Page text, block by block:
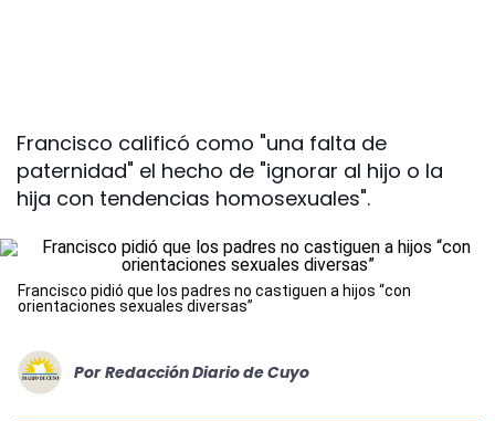
Francisco calificó como "una falta de
paternidad" el hecho de "ignorar al hijo o la
hija con tendencias homosexuales".
Francisco pidió que los padres no castiguen a hijos “con
orientaciones sexuales diversas”
Por Redacción Diario de Cuyo